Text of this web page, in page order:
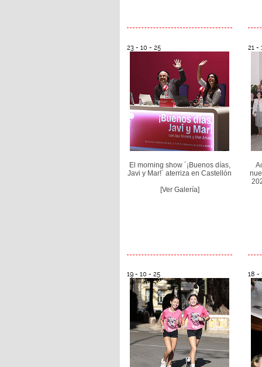
23 - 10 - 25
El morning show ´¡Buenos días,
Javi y Mar!´ aterriza en Castellón
[Ver Galería]
21 -
19 - 10 - 25 18 -